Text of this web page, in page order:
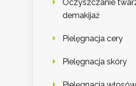
Oczyszczanie
demakijaż
Pielęgnacja cery
Pielęgnacja skóry